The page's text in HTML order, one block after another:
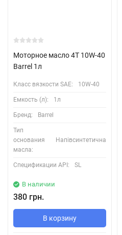
Моторное масло 4T 10W-40
Barrel 1л
Класс вязкости SAE: 10W-40
Емкость (л): 1л
Бренд: Barrel
Тип
основания
масла:
Напівсинтетична
Спецификации API: SL
В наличии
380 грн.
В корзину